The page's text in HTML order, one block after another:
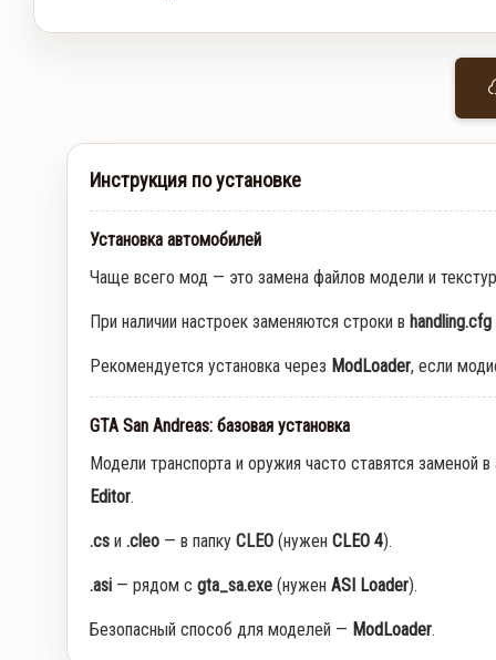
Инструкция по установке
Установка автомобилей
Чаще всего мод — это замена файлов модели и
При наличии настроек заменяются строки в handling.cfg
Рекомендуется установка через ModLoader, если
GTA San Andreas: базовая установка
Модели транспорта и оружия часто ставятся заменой
Editor.
.cs и .cleo — в папку CLEO (нужен CLEO 4).
.asi — рядом с gta_sa.exe (нужен ASI Loader).
Безопасный способ для моделей — ModLoader.